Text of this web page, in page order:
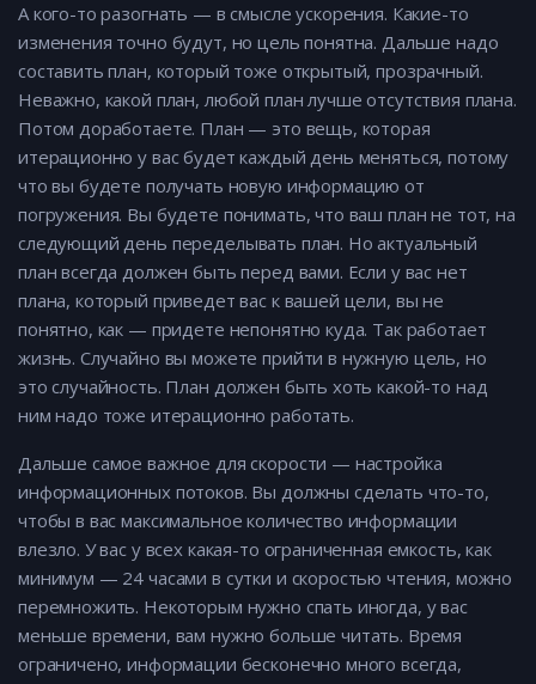
А кого-то разогнать — в смысле ускорения. Какие-то
изменения точно будут, но цель понятна. Дальше надо
составить план, который тоже открытый, прозрачный.
Неважно, какой план, любой план лучше отсутствия плана.
Потом доработаете. План — это вещь, которая
итерационно у вас будет каждый день меняться, потому
что вы будете получать новую информацию от
погружения. Вы будете понимать, что ваш план не тот, на
следующий день переделывать план. Но актуальный
план всегда должен быть перед вами. Если у вас нет
плана, который приведет вас к вашей цели, вы не
понятно, как — придете непонятно куда. Так работает
жизнь. Случайно вы можете прийти в нужную цель, но
это случайность. План должен быть хоть какой-то над
ним надо тоже итерационно работать.
Дальше самое важное для скорости — настройка
информационных потоков. Вы должны сделать что-то,
чтобы в вас максимальное количество информации
влезло. У вас у всех какая-то ограниченная емкость, как
минимум — 24 часами в сутки и скоростью чтения, можно
перемножить. Некоторым нужно спать иногда, у вас
меньше времени, вам нужно больше читать. Время
ограничено, информации бесконечно много всегда,